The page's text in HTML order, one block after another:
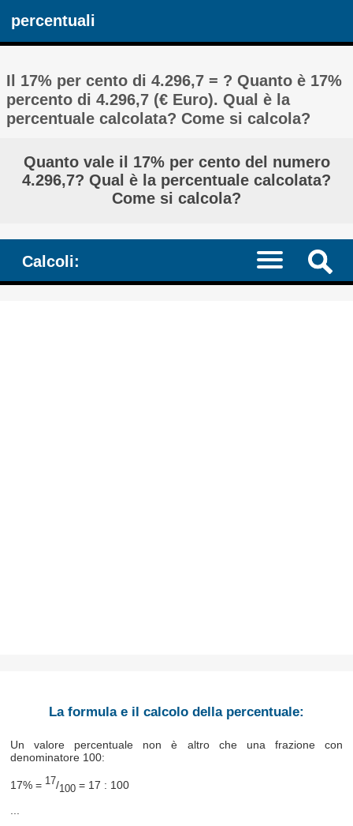
percentuali
Il 17% per cento di 4.296,7 = ? Quanto è 17%
percento di 4.296,7 (€ Euro). Qual è la
percentuale calcolata? Come si calcola?
Quanto vale il 17% per cento del numero
4.296,7? Qual è la percentuale calcolata?
Come si calcola?
Calcoli:
La formula e il calcolo della percentuale:
Un valore percentuale non è altro che una frazione con
denominatore 100:
17% = 17/100 = 17 : 100
...